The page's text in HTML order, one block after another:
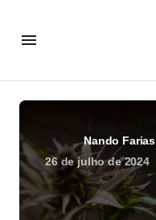
Nando Farias
26 de julho de 2024